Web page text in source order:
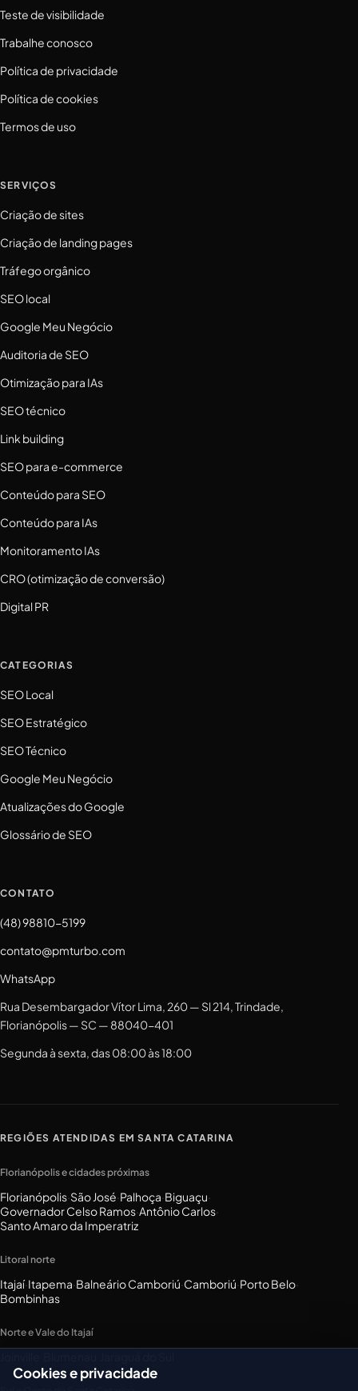
Teste de visibilidade
Trabalhe conosco
Política de privacidade
Política de cookies
Termos de uso
SERVIÇOS
Criação de sites
Criação de landing pages
Tráfego orgânico
SEO local
Google Meu Negócio
Auditoria de SEO
Otimização para IAs
SEO técnico
Link building
SEO para e-commerce
Conteúdo para SEO
Conteúdo para IAs
Monitoramento IAs
CRO (otimização de conversão)
Digital PR
CATEGORIAS
SEO Local
SEO Estratégico
SEO Técnico
Google Meu Negócio
Atualizações do Google
Glossário de SEO
CONTATO
(48) 98810-5199
contato@pmturbo.com
WhatsApp
Rua Desembargador Vítor Lima, 260 — Sl 214, Trindade,
Florianópolis — SC — 88040-401
Segunda à sexta, das 08:00 às 18:00
REGIÕES ATENDIDAS EM SANTA CATARINA
Florianópolis e cidades próximas
Florianópolis·São José·Palhoça·Biguaçu·
Governador Celso Ramos·Antônio Carlos·
Santo Amaro da Imperatriz
Litoral norte
Itajaí·Itapema·Balneário Camboriú·Camboriú·Porto Belo·
Bombinhas
Norte e Vale do Itajaí
Cookies e privacidade